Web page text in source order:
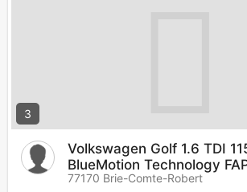
3
Volkswagen Golf 1.6 TDI
BlueMotion Technology
77170 Brie-Comte-Robert